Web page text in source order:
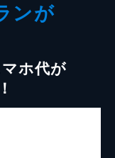
ンが
ホ代が